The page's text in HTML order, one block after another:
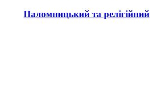
Паломницький та релігійний